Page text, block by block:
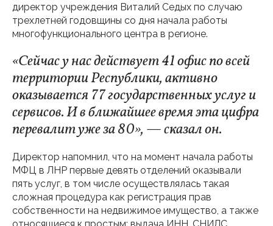
директор учреждения Виталий Седых по случаю
трехлетней годовщины со дня начала работы
многофункционального центра в регионе.
«Сейчас у нас действует 41 офис по всей
территории Республики, активно
оказывается 77 государственных услуг и
сервисов. И в ближайшее время эта цифра
перевалит уже за 80», — сказал он.
Директор напомнил, что на момент начала работы
МФЦ в ЛНР первые девять отделений оказывали
пять услуг, в том числе осуществлялась такая
сложная процедура как регистрация прав
собственности на недвижимое имущество, а также